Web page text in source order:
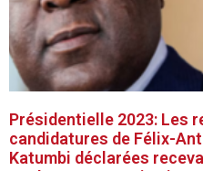
Présidentielle 2023: Les
candidatures de Félix-
Katumbi déclarées